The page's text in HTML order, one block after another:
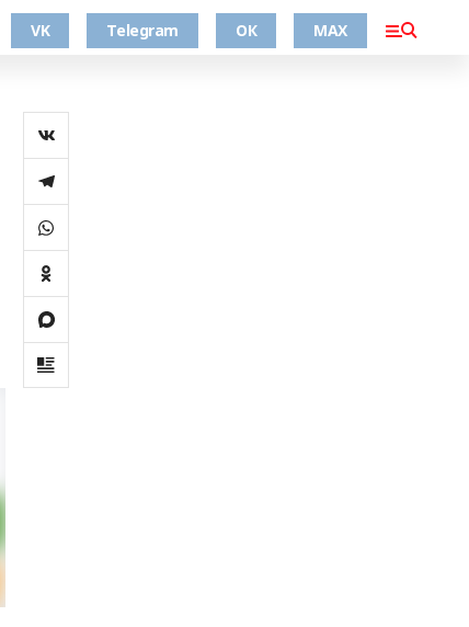
VK Telegram ОК MAX